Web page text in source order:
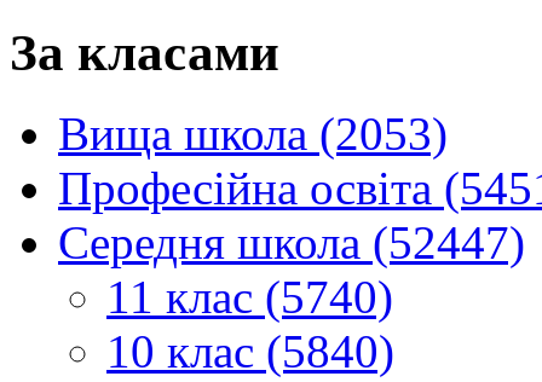
За класами
Вища школа (2053)
Професійна освіта
Середня школа (52447)
11 клас (5740)
10 клас (5840)